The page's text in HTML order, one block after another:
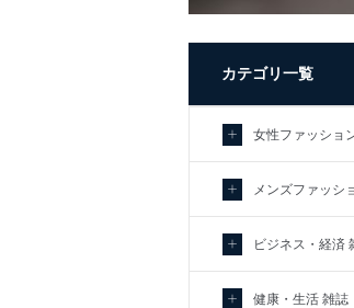
カテゴリ一覧
女性ファッショ
メンズファッシ
ビジネス・経済
健康・生活 雑誌